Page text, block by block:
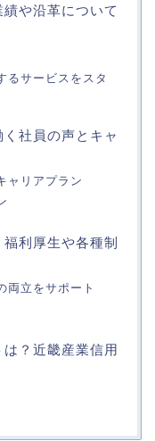
や沿革について
るサービスをスタ
社員の声とキャ
ャリアプラン
利厚生や各種制
両立をサポート
？近畿産業信用